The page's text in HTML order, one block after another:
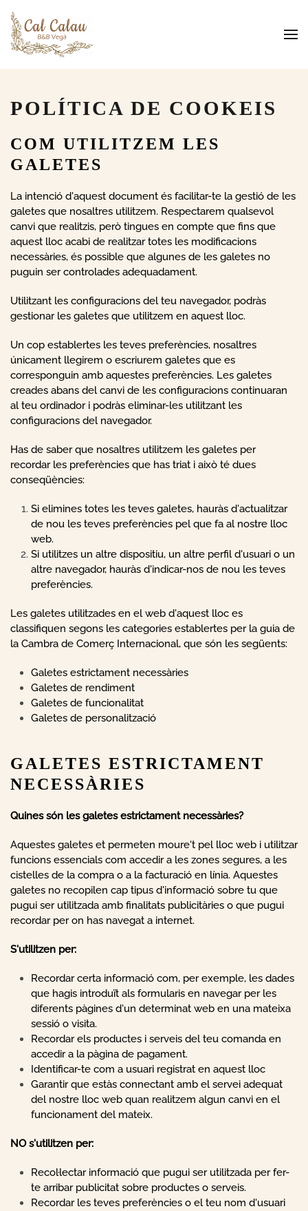
Skip to main content
POLÍTICA DE COOKEIS
COM UTILITZEM LES
GALETES
La intenció d'aquest document és facilitar-te la gestió de les
galetes que nosaltres utilitzem. Respectarem qualsevol
canvi que realitzis, però tingues en compte que fins que
aquest lloc acabi de realitzar totes les modificacions
necessàries, és possible que algunes de les galetes no
puguin ser controlades adequadament.
Utilitzant les configuracions del teu navegador, podràs
gestionar les galetes que utilitzem en aquest lloc.
Un cop establertes les teves preferències, nosaltres
únicament llegirem o escriurem galetes que es
corresponguin amb aquestes preferències. Les galetes
creades abans del canvi de les configuracions continuaran
al teu ordinador i podràs eliminar-les utilitzant les
configuracions del navegador.
Has de saber que nosaltres utilitzem les galetes per
recordar les preferències que has triat i això té dues
conseqüències:
Si elimines totes les teves galetes, hauràs d'actualitzar
de nou les teves preferències pel que fa al nostre lloc
web.
Si utilitzes un altre dispositiu, un altre perfil d'usuari o un
altre navegador, hauràs d'indicar-nos de nou les teves
preferències.
Les galetes utilitzades en el web d'aquest lloc es
classifiquen segons les categories establertes per la guia de
la Cambra de Comerç Internacional, que són les següents:
Galetes estrictament necessàries
Galetes de rendiment
Galetes de funcionalitat
Galetes de personalització
GALETES ESTRICTAMENT
NECESSÀRIES
Quines són les galetes estrictament necessàries?
Aquestes galetes et permeten moure't pel lloc web i utilitzar
funcions essencials com accedir a les zones segures, a les
cistelles de la compra o a la facturació en línia. Aquestes
galetes no recopilen cap tipus d'informació sobre tu que
pugui ser utilitzada amb finalitats publicitàries o que pugui
recordar per on has navegat a internet.
S'utilitzen per:
Recordar certa informació com, per exemple, les dades
que hagis introduït als formularis en navegar per les
diferents pàgines d'un determinat web en una mateixa
sessió o visita.
Recordar els productes i serveis del teu comanda en
accedir a la pàgina de pagament.
Identificar-te com a usuari registrat en aquest lloc
Garantir que estàs connectant amb el servei adequat
del nostre lloc web quan realitzem algun canvi en el
funcionament del mateix.
NO s'utilitzen per:
Recol·lectar informació que pugui ser utilitzada per fer-
te arribar publicitat sobre productes o serveis.
Recordar les teves preferències o el teu nom d'usuari